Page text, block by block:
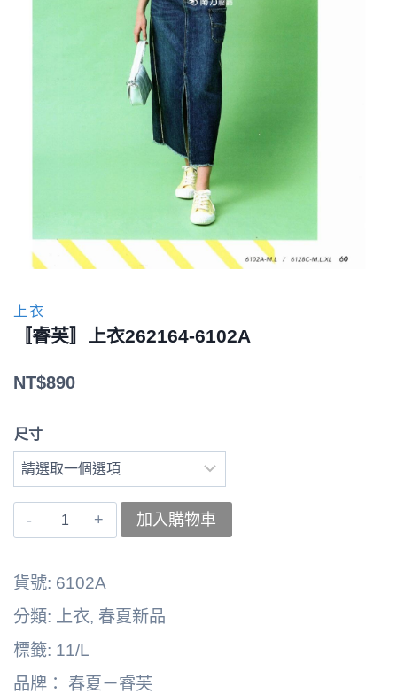
上衣
〚睿芙〛上衣262164-6102A
NT$890
尺寸
〚睿
262164-
6102A
數
加入購物車
貨號: 6102A
分類:
上衣, 春夏新品
標籤: 11/L
品牌： 春夏－睿芙